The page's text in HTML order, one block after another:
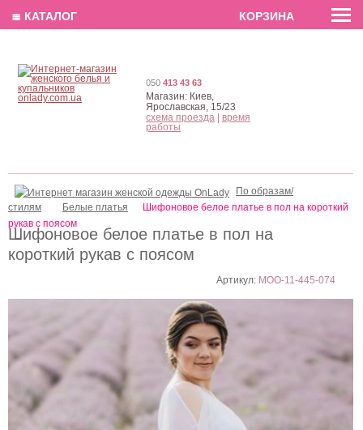
EN РУС
Шифоновое белое платье в пол на
короткий рукав c поясом
Артикул: MOO-11-445-074
По образам/
стилям
Белые платья
Шифоновое белое платье в пол на короткий
рукав c поясом
050 413 43 63
Магазин: Киев,
Ярославская, 15/23
схема проезда
время
работы
≣ КАТАЛОГ КОРЗИНА